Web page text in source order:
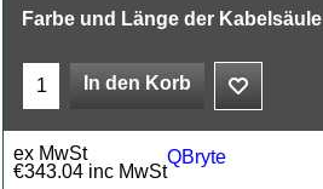
Farbe und Länge der Kabelsäule
In den Korb
QBryte
ex MwSt
€343.04 inc MwSt